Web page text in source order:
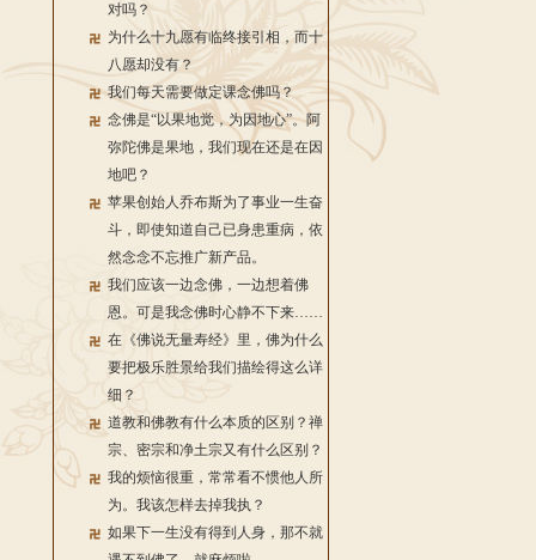
对吗？
为什么十九愿有临终接引相，而十
八愿却没有？
我们每天需要做定课念佛吗？
念佛是“以果地觉，为因地心”。阿
弥陀佛是果地，我们现在还是在因
地吧？
苹果创始人乔布斯为了事业一生奋
斗，即使知道自己已身患重病，依
然念念不忘推广新产品。
我们应该一边念佛，一边想着佛
恩。可是我念佛时心静不下来……
在《佛说无量寿经》里，佛为什么
要把极乐胜景给我们描绘得这么详
细？
道教和佛教有什么本质的区别？禅
宗、密宗和净土宗又有什么区别？
我的烦恼很重，常常看不惯他人所
为。我该怎样去掉我执？
如果下一生没有得到人身，那不就